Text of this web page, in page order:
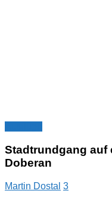
Stadtrundgang auf
Doberan
Martin Dostal 3